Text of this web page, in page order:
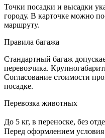
Точки посадки и высадки
городу. В карточке можно
маршруту.
Правила багажа
Стандартный багаж
перевозчика.
Согласование стоимости
посадке.
Перевозка животных
До 5 кг, в переноске, без
Перед оформлением